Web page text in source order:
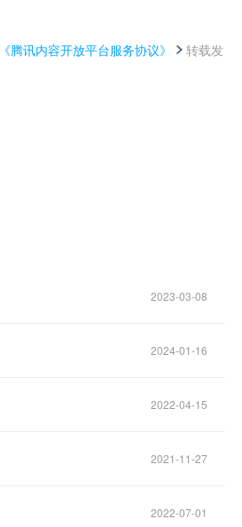
《腾讯内容开放平台服务协议》
转载发
2023-03-08
2024-01-16
2022-04-15
2021-11-27
2022-07-01